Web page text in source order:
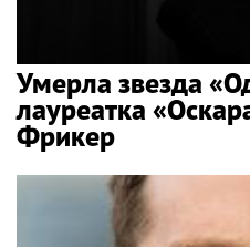
Умерла звезда
лауреатка
Фрикер